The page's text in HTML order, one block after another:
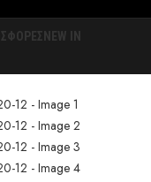
NEW IN